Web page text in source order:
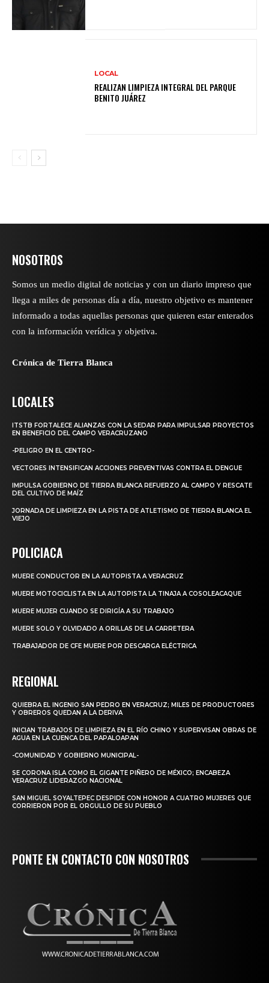
LOCAL
REALIZAN LIMPIEZA INTEGRAL DEL PARQUE
BENITO JUÁREZ
NOSOTROS
Somos un medio digital de noticias y con un diario impreso que
llega a miles de personas día a día, nuestro objetivo es mantener
informado a todas aquellas personas que quieren estar enterados
con la información verídica y objetiva.
Crónica de Tierra Blanca
LOCALES
ITSTB FORTALECE ALIANZAS CON LA SEDAR PARA IMPULSAR PROYECTOS
EN BENEFICIO DEL CAMPO VERACRUZANO
-PELIGRO EN EL CENTRO-
VECTORES INTENSIFICAN ACCIONES PREVENTIVAS CONTRA EL DENGUE
IMPULSA GOBIERNO DE TIERRA BLANCA REFUERZO AL CAMPO Y RESCATE
DEL CULTIVO DE MAÍZ
JORNADA DE LIMPIEZA EN LA PISTA DE ATLETISMO DE TIERRA BLANCA EL
VIEJO
POLICIACA
MUERE CONDUCTOR EN LA AUTOPISTA A VERACRUZ
MUERE MOTOCICLISTA EN LA AUTOPISTA LA TINAJA A COSOLEACAQUE
MUERE MUJER CUANDO SE DIRIGÍA A SU TRABAJO
MUERE SOLO Y OLVIDADO A ORILLAS DE LA CARRETERA
TRABAJADOR DE CFE MUERE POR DESCARGA ELÉCTRICA
REGIONAL
QUIEBRA EL INGENIO SAN PEDRO EN VERACRUZ; MILES DE PRODUCTORES
Y OBREROS QUEDAN A LA DERIVA
INICIAN TRABAJOS DE LIMPIEZA EN EL RÍO CHINO Y SUPERVISAN OBRAS DE
AGUA EN LA CUENCA DEL PAPALOAPAN
-COMUNIDAD Y GOBIERNO MUNICIPAL-
SE CORONA ISLA COMO EL GIGANTE PIÑERO DE MÉXICO; ENCABEZA
VERACRUZ LIDERAZGO NACIONAL
SAN MIGUEL SOYALTEPEC DESPIDE CON HONOR A CUATRO MUJERES QUE
CORRIERON POR EL ORGULLO DE SU PUEBLO
PONTE EN CONTACTO CON NOSOTROS